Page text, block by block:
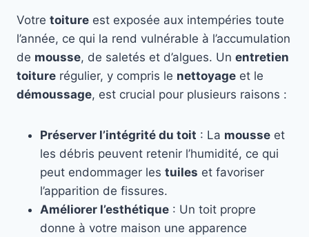
Votre toiture est exposée aux intempéries toute
l’année, ce qui la rend vulnérable à l’accumulation
de mousse, de saletés et d’algues. Un entretien
toiture régulier, y compris le nettoyage et le
démoussage, est crucial pour plusieurs raisons :
Préserver l’intégrité du toit : La mousse et
les débris peuvent retenir l’humidité, ce qui
peut endommager les tuiles et favoriser
l’apparition de fissures.
Améliorer l’esthétique : Un toit propre
donne à votre maison une apparence